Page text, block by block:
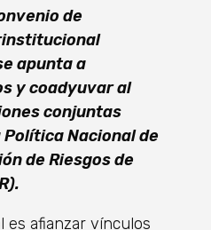
de
apunta a
y coadyuvar al
conjuntas
Nacional de
de Riesgos de
es afianzar vínculos